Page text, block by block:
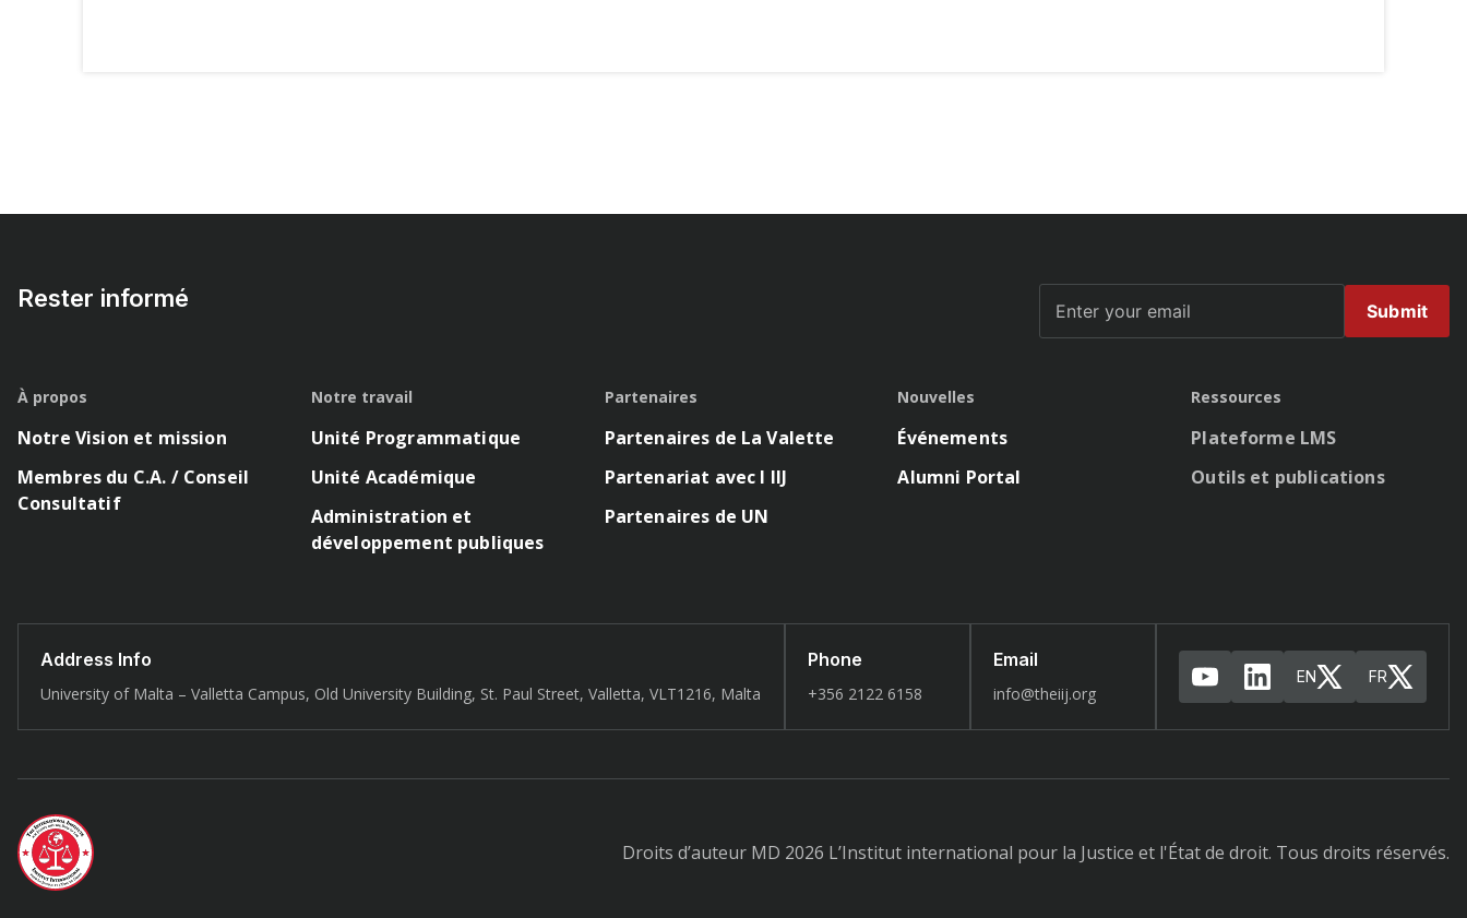
Rester informé Submit
À propos
Notre Vision et mission
Membres du C.A. / Conseil
Consultatif
Notre travail
Unité Programmatique
Unité Académique
Administration et
développement publiques
Partenaires
Partenaires de La Valette
Partenariat avec l IIJ
Partenaires de UN
Nouvelles
Événements
Alumni Portal
Ressources
Plateforme LMS
Outils et publications
Address Info
University of Malta – Valletta Campus, Old University Building, St. Paul Street, Valletta, VLT1216, Malta
Phone
+356 2122 6158
Email
info@theiij.org
EN FR
Droits d’auteur MD 2026 L’Institut international pour la Justice et l'État de droit. Tous droits réservés.